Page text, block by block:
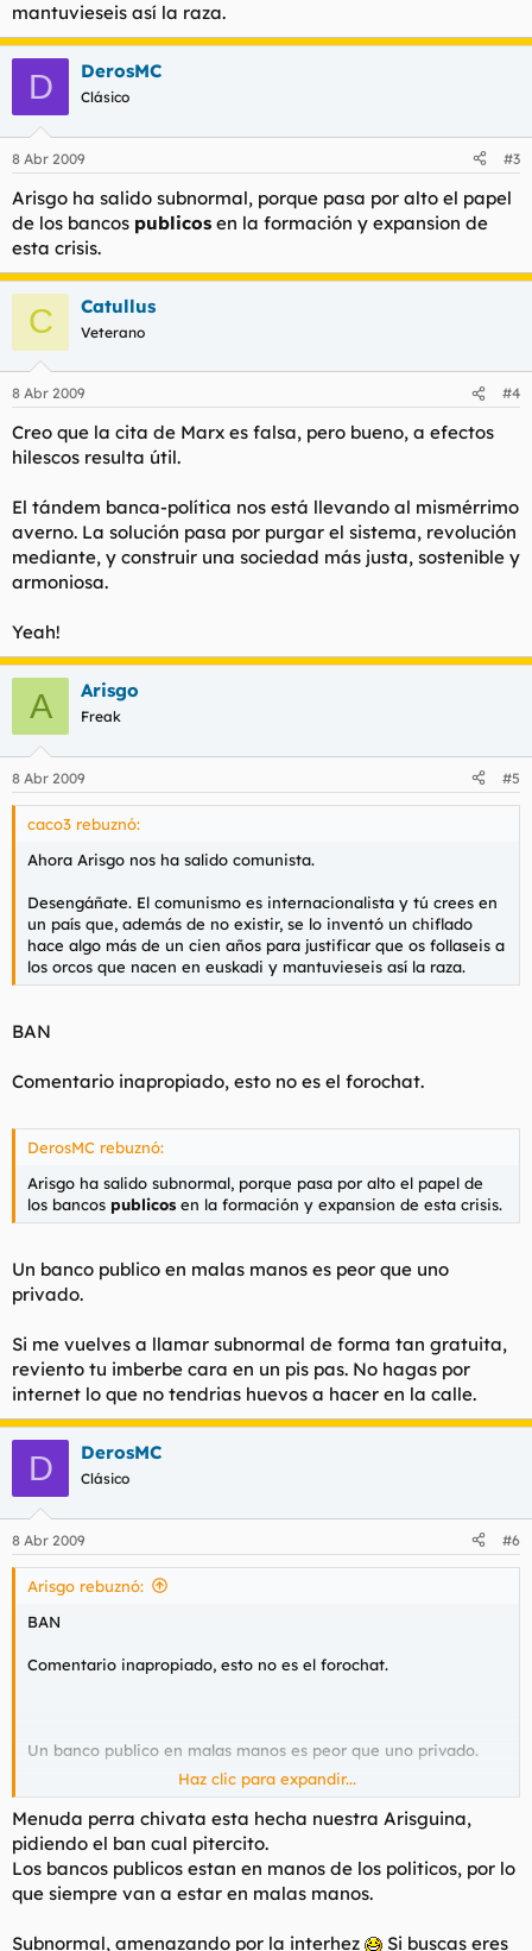
mantuvieseis así la raza.
D DerosMC
Clásico
8 Abr 2009 #3
Arisgo ha salido subnormal, porque pasa por alto el papel
de los bancos publicos en la formación y expansion de
esta crisis.
C Catullus
Veterano
8 Abr 2009 #4
Creo que la cita de Marx es falsa, pero bueno, a efectos
hilescos resulta útil.
El tándem banca-política nos está llevando al mismérrimo
averno. La solución pasa por purgar el sistema, revolución
mediante, y construir una sociedad más justa, sostenible y
armoniosa.
Yeah!
A Arisgo
Freak
8 Abr 2009 #5
caco3 rebuznó:
Ahora Arisgo nos ha salido comunista.
Desengáñate. El comunismo es internacionalista y tú crees en
un país que, además de no existir, se lo inventó un chiflado
hace algo más de un cien años para justificar que os follaseis a
los orcos que nacen en euskadi y mantuvieseis así la raza.
BAN
Comentario inapropiado, esto no es el forochat.
DerosMC rebuznó:
Arisgo ha salido subnormal, porque pasa por alto el papel de
los bancos publicos en la formación y expansion de esta crisis.
Un banco publico en malas manos es peor que uno
privado.
Si me vuelves a llamar subnormal de forma tan gratuita,
reviento tu imberbe cara en un pis pas. No hagas por
internet lo que no tendrias huevos a hacer en la calle.
D DerosMC
Clásico
8 Abr 2009 #6
Arisgo rebuznó:
BAN
Comentario inapropiado, esto no es el forochat.
Un banco publico en malas manos es peor que uno privado.
Si me vuelves a llamar subnormal de forma tan gratuita,
reviento tu imberbe cara en un pis pas. No hagas por internet
lo que no tendrias huevos a hacer en la calle.
Haz clic para expandir...
Menuda perra chivata esta hecha nuestra Arisguina,
pidiendo el ban cual pitercito.
Los bancos publicos estan en manos de los politicos, por lo
que siempre van a estar en malas manos.
Subnormal, amenazando por la interhez Si buscas eres